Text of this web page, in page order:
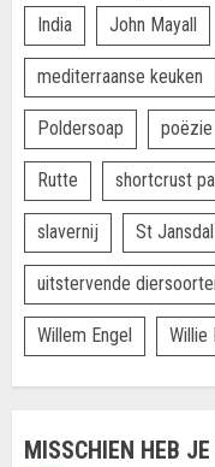
India John Mayall
mediterraanse keuken
Poldersoap poëzie
Rutte shortcrust
slavernij St Jansdal
uitstervende
Willem Engel Willie
MISSCHIEN HEB